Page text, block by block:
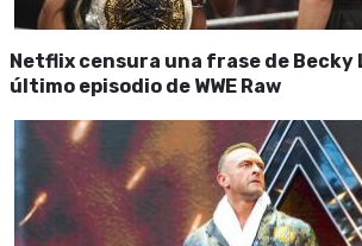
Netflix censura una frase de Becky
último episodio de WWE Raw